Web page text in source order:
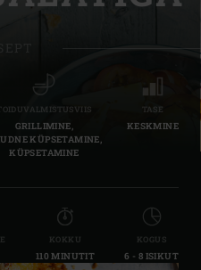
GRILLIMINE,
KÜPSETAMINE,
KÜPSETAMINE
TASE
KESKMINE
KOKKU
110 MINUTIT
KOGUS
6 - 8 ISIKUT